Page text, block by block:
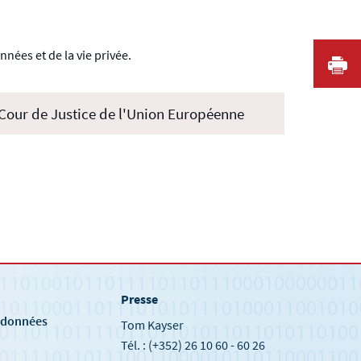
et de la vie privée.
de Justice de l'Union Européenne
Presse
Tom Kayser
Tél. : (+352) 26 10 60 - 60 26